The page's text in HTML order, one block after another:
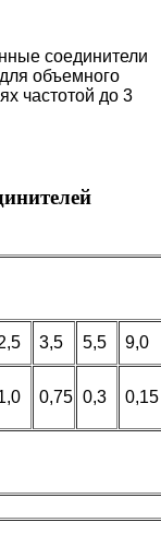
соединители
объемного
частотой до 3
3,5 5,5
9,0
0,75 0,3